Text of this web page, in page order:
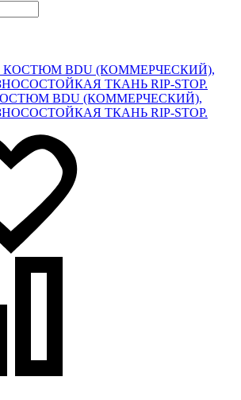
BDU (КОММЕРЧЕСКИЙ),
ТКАНЬ RIP-STOP.